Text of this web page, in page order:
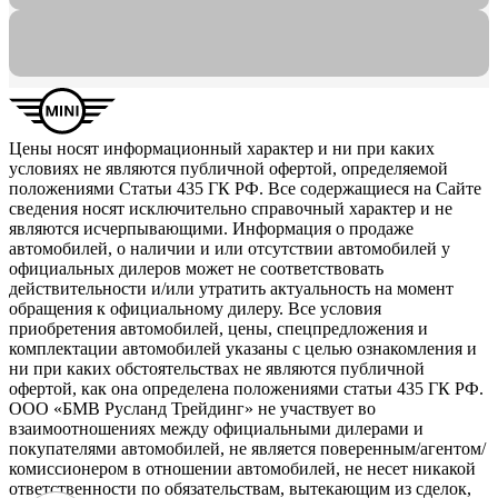
Цены носят информационный характер и ни при каких
условиях не являются публичной офертой, определяемой
положениями Статьи 435 ГК РФ. Все содержащиеся на Сайте
сведения носят исключительно справочный характер и не
являются исчерпывающими. Информация о продаже
автомобилей, о наличии и или отсутствии автомобилей у
официальных дилеров может не соответствовать
действительности и/или утратить актуальность на момент
обращения к официальному дилеру. Все условия
приобретения автомобилей, цены, спецпредложения и
комплектации автомобилей указаны с целью ознакомления и
ни при каких обстоятельствах не являются публичной
офертой, как она определена положениями статьи 435 ГК РФ.
ООО «БМВ Русланд Трейдинг» не участвует во
взаимоотношениях между официальными дилерами и
покупателями автомобилей, не является поверенным/агентом/
комиссионером в отношении автомобилей, не несет никакой
ответственности по обязательствам, вытекающим из сделок,